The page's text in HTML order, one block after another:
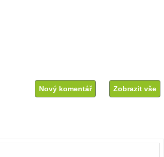
Nový komentář Zobrazit vše